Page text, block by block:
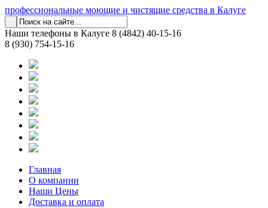
профессиональные моющие и чистящие средства в Калуге
Наши телефоны в Калуге 8 (4842) 40-15-16
8 (930) 754-15-16
Главная
О компании
Наши Цены
Доставка и оплата